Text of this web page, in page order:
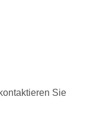
Sie